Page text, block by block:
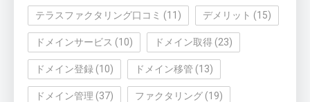
テラスファクタリング口コミ (11) デメリット (15)
ドメインサービス (10) ドメイン取得 (23)
ドメイン登録 (10) ドメイン移管 (13)
ドメイン管理 (37) ファクタリング (19)